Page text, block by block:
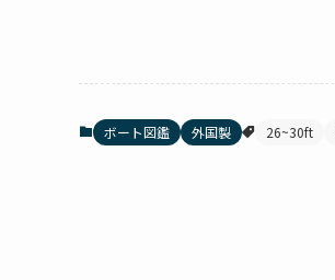
ボート図鑑 外国製 26~30ft